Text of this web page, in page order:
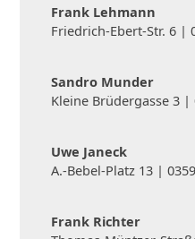
Frank Lehmann
Friedrich-Ebert-Str. 6 |
Sandro Munder
Kleine Brüdergasse 3 |
Uwe Janeck
A.-Bebel-Platz 13 |
Frank Richter